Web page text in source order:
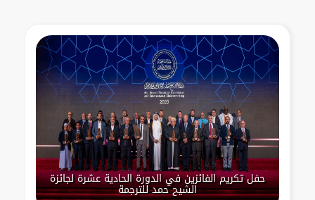
حفل تكريم الفائزين في الدورة الحادية عشرة لجائزة
الشيح حمد للترجمة